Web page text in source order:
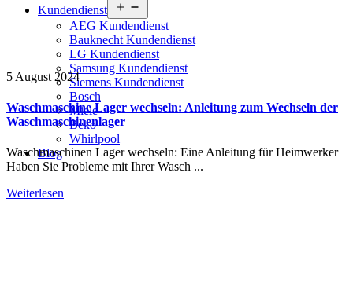
Kundendienst
öffnen
AEG Kundendienst
Bauknecht Kundendienst
LG Kundendienst
Samsung Kundendienst
Siemens Kundendienst
Bosch
Miele
Beko
Whirlpool
Blog
5 August 2024
Waschmaschine Lager wechseln: Anleitung zum Wechseln der
Waschmaschinenlager
Waschmaschinen Lager wechseln: Eine Anleitung für Heimwerker
Haben Sie Probleme mit Ihrer Wasch ...
Weiterlesen